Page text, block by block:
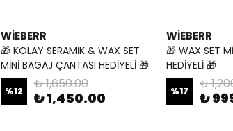
WİEBERR
🎁 KOLAY SERAMİK & WAX SET
MİNİ BAGAJ ÇANTASI HEDİYELİ 🎁
%12 ₺ 1,650.00
₺ 1,450.00
WİEBERR
🎁 WAX SET
HEDİYELİ 🎁
%17 ₺
₺